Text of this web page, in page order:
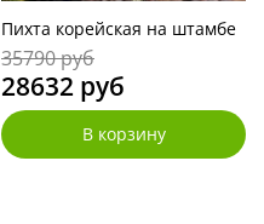
Пихта корейская на штамбе
35790 руб
28632 руб
В корзину